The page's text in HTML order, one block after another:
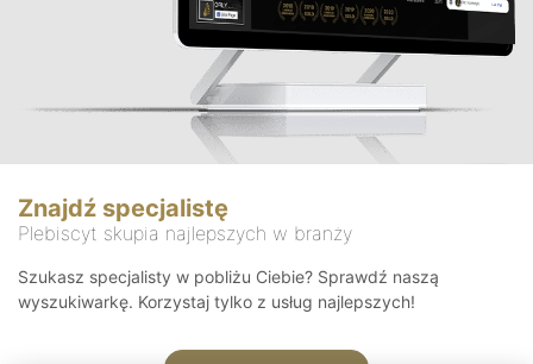
Znajdź specjalistę
Plebiscyt skupia najlepszych w branży
Szukasz specjalisty w pobliżu Ciebie? Sprawdź naszą
wyszukiwarkę. Korzystaj tylko z usług najlepszych!